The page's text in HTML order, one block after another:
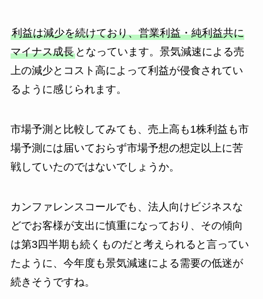
利益は減少を続けており、営業利益・純利益共に
マイナス成長となっています。景気減速による売
上の減少とコスト高によって利益が侵食されてい
るように感じられます。
市場予測と比較してみても、売上高も1株利益も市
場予測には届いておらず市場予想の想定以上に苦
戦していたのではないでしょうか。
カンファレンスコールでも、法人向けビジネスな
どでお客様が支出に慎重になっており、その傾向
は第3四半期も続くものだと考えられると言ってい
たように、今年度も景気減速による需要の低迷が
続きそうですね。